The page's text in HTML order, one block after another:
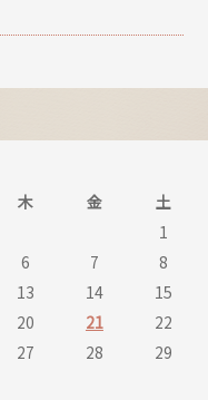
木 金 土
1
6 7
8
13 14
15
20 21
22
27 28
29